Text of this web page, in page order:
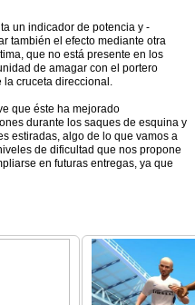
un indicador de potencia y -
también el efecto mediante otra
que no está presente en los
de amagar con el portero
la cruceta direccional.
que éste ha mejorado
durante los saques de esquina y
estiradas, algo de lo que vamos a
de dificultad que nos propone
en futuras entregas, ya que